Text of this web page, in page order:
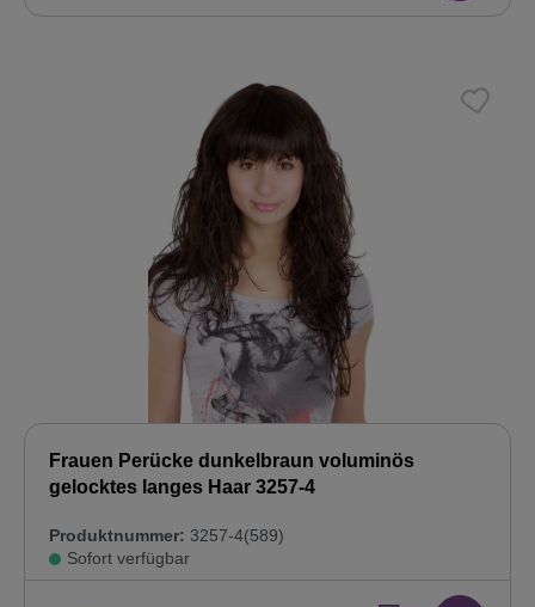
Frauen Perücke dunkelbraun voluminös
gelocktes langes Haar 3257-4
Produktnummer: 3257-4(589)
Sofort verfügbar